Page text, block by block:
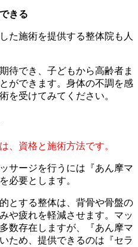
きる
た施術を提供する整体院も人
待でき、子どもから高齢者ま
ができます。身体の不調を感
を受けてみてください。
、資格と施術方法です。
サージを行うには『あん摩マ
必要とします。
とする整体は、背骨や骨盤の
や疲れを軽減させます。マッ
数存在しますが、『あん摩マ
ため、提供できるのは『セラ